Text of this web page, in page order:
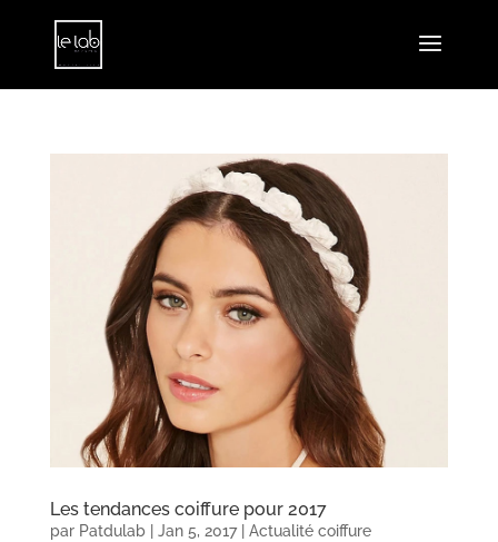
Les tendances coiffure pour 2017
par Patdulab| Jan 5, 2017| Actualité coiffure